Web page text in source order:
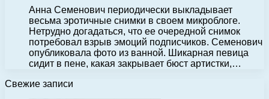
Анна Семенович периодически выкладывает
весьма эротичные снимки в своем микроблоге.
Нетрудно догадаться, что ее очередной снимок
потребовал взрыв эмоций подписчиков. Семенович
опубликовала фото из ванной. Шикарная певица
сидит в пене, какая закрывает бюст артистки,…
Свежие записи